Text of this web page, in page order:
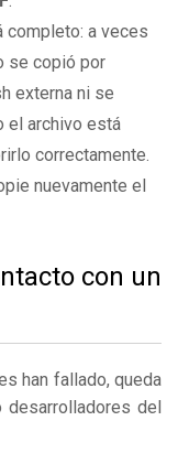
completo: a veces
se copió por
externa ni se
el archivo está
correctamente.
nuevamente el
con un
han fallado, queda
del